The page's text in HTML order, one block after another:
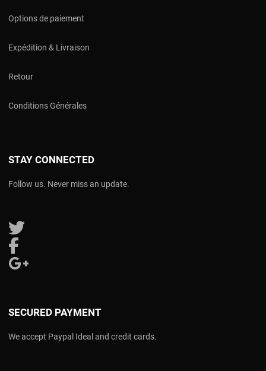
Options de paiement
Expédition & Livraison
Retour
Conditions Générales
STAY CONNECTED
Follow us. Never miss an update.
Follow us on Twitter
SECURED PAYMENT
We accept Paypal Ideal and credit cards.